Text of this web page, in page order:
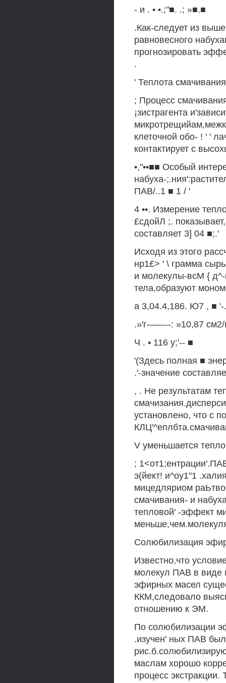
- и . • •.;"■. .; »■.■
.Как-следует из
равновесного
прогнозировать
.
' Теплота
; Процесс
¡зистрагента
клеточной обо- ! ' '
контактирует с
•,"••■■ Особый
набуха-
ПАВ/..1 ■ 1 / '
4 ••. Измерение
£сдойЛ ;.
составляет 3] 04 ■;.'
Исходя из этого
нр1£> ' \ грамма
и молекулы-всМ { д^-
тела,образуют
а 3,04.4,186. Ю7 , ■ '-.
.»'г——--: »10,87 см2/
Ч . • 116 у;'-- ■
'(Здесь полная ■
.'-значение
, . Не результатам
установлено, что с
V уменьшается
;
э(йект! и^оу1"1
мицедляриом
смачивания- и
тепловой' -эффект
Солюбилизация
Известно,что
молекул ПАВ в виде
эфирных масел
ККМ,следовало
отношению к ЭМ.
По солюбилизации
.изучен' ных ПАВ
маслам хорошо
процесс экстракции.